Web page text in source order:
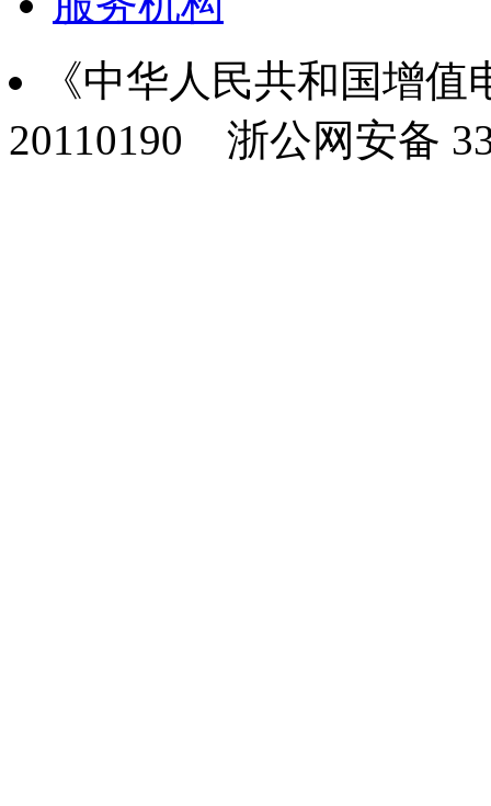
《中华人民共和国增
20110190 浙公网安备